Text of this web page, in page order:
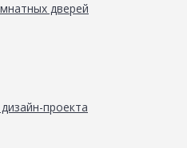
дверей
проекта